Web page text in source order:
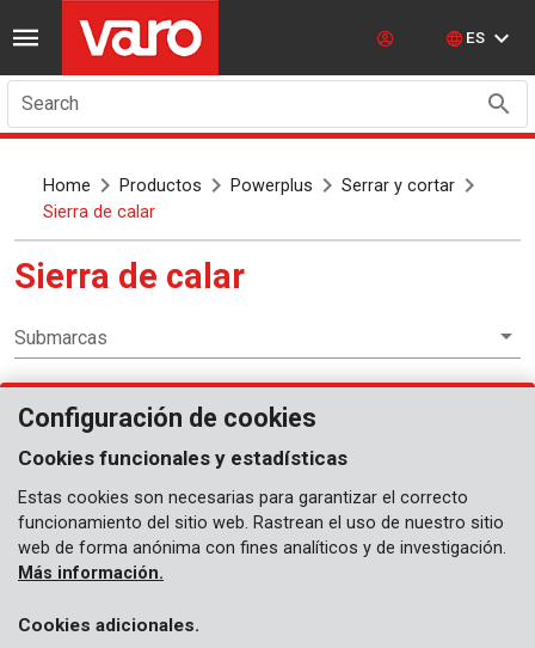
ES
Search
Home Productos Powerplus
Serrar y cortar
Sierra de calar
Sierra de calar
Submarcas
Serrar y cortar
Configuración de cookies
Cookies funcionales y estadísticas
Estas cookies son necesarias para garantizar el correcto
funcionamiento del sitio web. Rastrean el uso de nuestro sitio
web de forma anónima con fines analíticos y de investigación.
Más información.
Cookies adicionales.